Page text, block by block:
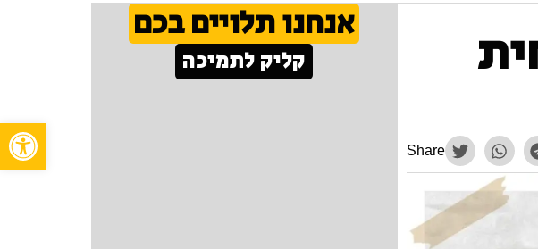
Share
אנחנו תלויים בכם
קליק לתמיכה